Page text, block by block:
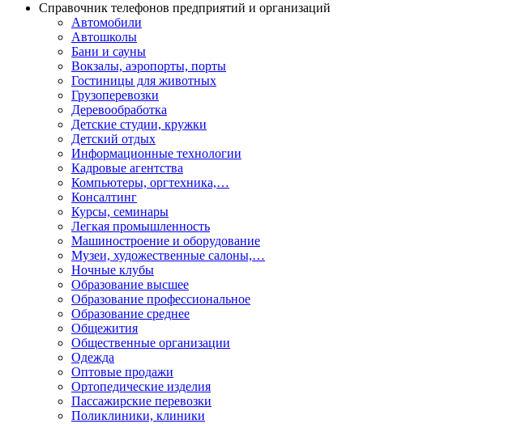
Справочник телефонов предприятий и организаций
Автомобили
Автошколы
Бани и сауны
Вокзалы, аэропорты, порты
Гостиницы для животных
Грузоперевозки
Деревообработка
Детские студии, кружки
Детский отдых
Информационные технологии
Кадровые агентства
Компьютеры, оргтехника,…
Консалтинг
Курсы, семинары
Легкая промышленность
Машиностроение и оборудование
Музеи, художественные салоны,…
Ночные клубы
Образование высшее
Образование профессиональное
Образование среднее
Общежития
Общественные организации
Одежда
Оптовые продажи
Ортопедические изделия
Пассажирские перевозки
Поликлиники, клиники